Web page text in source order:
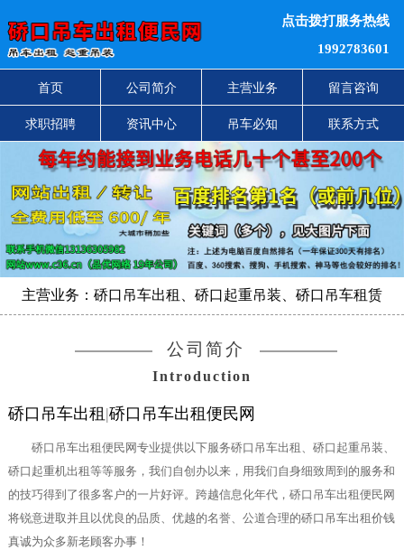
点击拨打服务热线
1992783601
首页 公司简介 主营业务 留言咨询
求职招聘 资讯中心 吊车必知 联系方式
主营业务：硚口吊车出租、硚口起重吊装、硚口吊车租赁
公司简介
Introduction
硚口吊车出租 |硚口吊车出租便民网
硚口吊车出租便民网专业提供以下服务硚口吊车出租、硚口起重吊装、
硚口起重机出租等等服务，我们自创办以来，用我们自身细致周到的服务和
的技巧得到了很多客户的一片好评。跨越信息化年代，硚口吊车出租便民网
将锐意进取并且以优良的品质、优越的名誉、公道合理的硚口吊车出租价钱
真诚为众多新老顾客办事！